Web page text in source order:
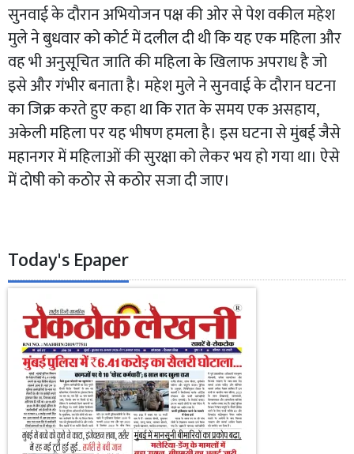
सुनवाई के दौरान अभियोजन पक्ष की ओर से पेश वकील महेश
मुले ने बुधवार को कोर्ट में दलील दी थी कि यह एक महिला और
वह भी अनुसूचित जाति की महिला के खिलाफ अपराध है जो
इसे और गंभीर बनाता है। महेश मुले ने सुनवाई के दौरान घटना
का जिक्र करते हुए कहा था कि रात के समय एक असहाय,
अकेली महिला पर यह भीषण हमला है। इस घटना से मुंबई जैसे
महानगर में महिलाओं की सुरक्षा को लेकर भय हो गया था। ऐसे
में दोषी को कठोर से कठोर सजा दी जाए।
Today's Epaper